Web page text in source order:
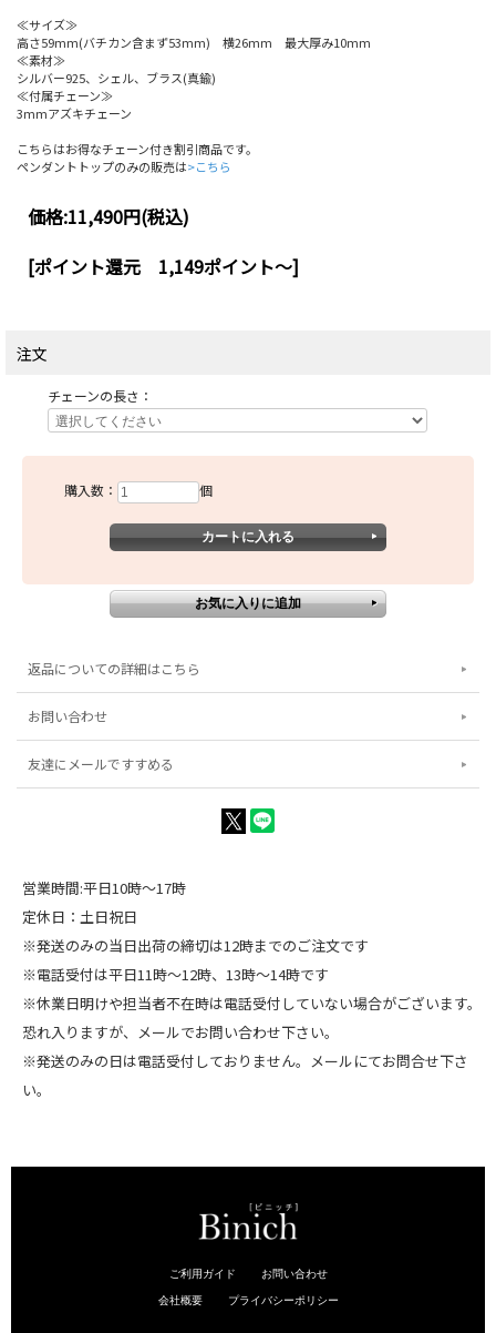
≪サイズ≫
高さ59mm(バチカン含まず53mm) 横26mm 最大厚み10mm
≪素材≫
シルバー925、シェル、ブラス(真鍮)
≪付属チェーン≫
3mmアズキチェーン
こちらはお得なチェーン付き割引商品です。
ペンダントトップのみの販売は>こちら
価格:11,490円(税込)
[ポイント還元 1,149ポイント～]
注文
チェーンの長さ：
購入数： 個
返品についての詳細はこちら
お問い合わせ
友達にメールですすめる
営業時間:平日10時～17時
定休日：土日祝日
※発送のみの当日出荷の締切は12時までのご注文です
※電話受付は平日11時～12時、13時～14時です
※休業日明けや担当者不在時は電話受付していない場合がございます。
恐れ入りますが、メールでお問い合わせ下さい。
※発送のみの日は電話受付しておりません。メールにてお問合せ下さ
い。